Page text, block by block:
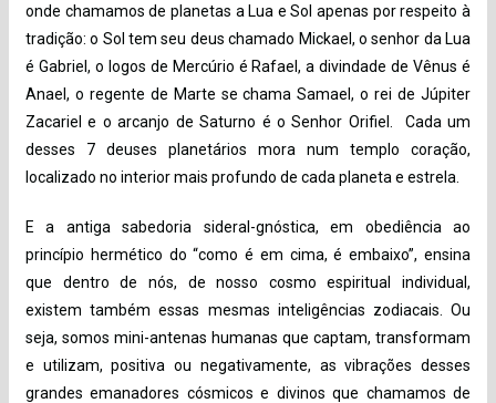
onde chamamos de planetas a Lua e Sol apenas por respeito à
tradição: o Sol tem seu deus chamado Mickael, o senhor da Lua
é Gabriel, o logos de Mercúrio é Rafael, a divindade de Vênus é
Anael, o regente de Marte se chama Samael, o rei de Júpiter
Zacariel e o arcanjo de Saturno é o Senhor Orifiel. Cada um
desses 7 deuses planetários mora num templo coração,
localizado no interior mais profundo de cada planeta e estrela.
E a antiga sabedoria sideral-gnóstica, em obediência ao
princípio hermético do “como é em cima, é embaixo”, ensina
que dentro de nós, de nosso cosmo espiritual individual,
existem também essas mesmas inteligências zodiacais. Ou
seja, somos mini-antenas humanas que captam, transformam
e utilizam, positiva ou negativamente, as vibrações desses
grandes emanadores cósmicos e divinos que chamamos de